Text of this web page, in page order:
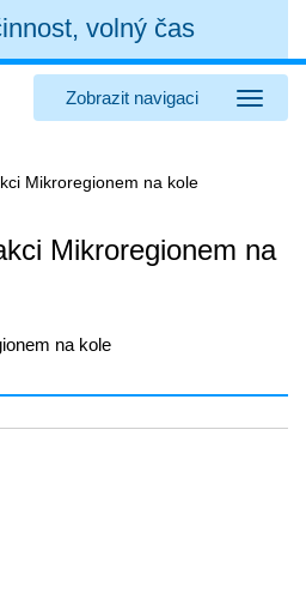
volný čas
Zobrazit navigaci
Mikroregionem na kole
Mikroregionem na
na kole